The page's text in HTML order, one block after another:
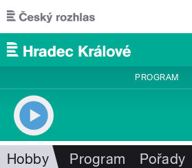
Přejít k hlavnímu obsahu
PROGRAM
Hobby Program Pořady